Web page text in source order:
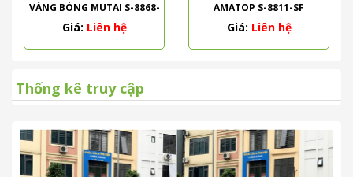
VÀNG BÓNG MUTAI S-8868-
PVD
Giá: Liên hệ
AMATOP S-8811-SF
Giá: Liên hệ
Thống kê truy cập